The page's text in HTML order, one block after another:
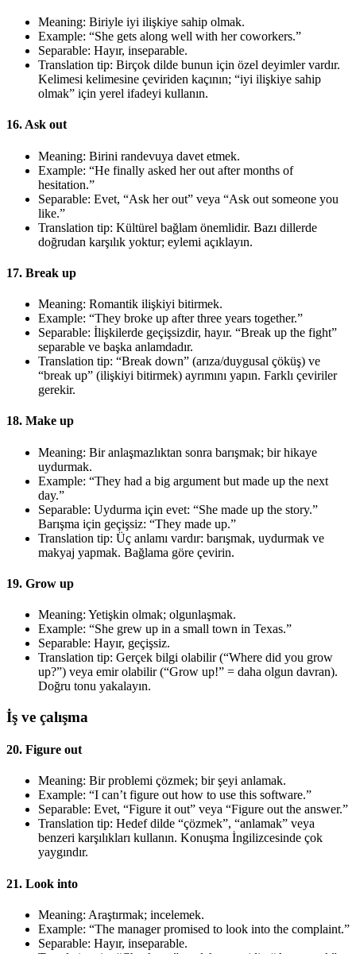
Meaning: Biriyle iyi ilişkiye sahip olmak.
Example: “She gets along well with her coworkers.”
Separable: Hayır, inseparable.
Translation tip: Birçok dilde bunun için özel deyimler vardır.
Kelimesi kelimesine çeviriden kaçının; “iyi ilişkiye sahip
olmak” için yerel ifadeyi kullanın.
16. Ask out
Meaning: Birini randevuya davet etmek.
Example: “He finally asked her out after months of
hesitation.”
Separable: Evet, “Ask her out” veya “Ask out someone you
like.”
Translation tip: Kültürel bağlam önemlidir. Bazı dillerde
doğrudan karşılık yoktur; eylemi açıklayın.
17. Break up
Meaning: Romantik ilişkiyi bitirmek.
Example: “They broke up after three years together.”
Separable: İlişkilerde geçişsizdir, hayır. “Break up the fight”
separable ve başka anlamdadır.
Translation tip: “Break down” (arıza/duygusal çöküş) ve
“break up” (ilişkiyi bitirmek) ayrımını yapın. Farklı çeviriler
gerekir.
18. Make up
Meaning: Bir anlaşmazlıktan sonra barışmak; bir hikaye
uydurmak.
Example: “They had a big argument but made up the next
day.”
Separable: Uydurma için evet: “She made up the story.”
Barışma için geçişsiz: “They made up.”
Translation tip: Üç anlamı vardır: barışmak, uydurmak ve
makyaj yapmak. Bağlama göre çevirin.
19. Grow up
Meaning: Yetişkin olmak; olgunlaşmak.
Example: “She grew up in a small town in Texas.”
Separable: Hayır, geçişsiz.
Translation tip: Gerçek bilgi olabilir (“Where did you grow
up?”) veya emir olabilir (“Grow up!” = daha olgun davran).
Doğru tonu yakalayın.
İş ve çalışma
20. Figure out
Meaning: Bir problemi çözmek; bir şeyi anlamak.
Example: “I can’t figure out how to use this software.”
Separable: Evet, “Figure it out” veya “Figure out the answer.”
Translation tip: Hedef dilde “çözmek”, “anlamak” veya
benzeri karşılıkları kullanın. Konuşma İngilizcesinde çok
yaygındır.
21. Look into
Meaning: Araştırmak; incelemek.
Example: “The manager promised to look into the complaint.”
Separable: Hayır, inseparable.